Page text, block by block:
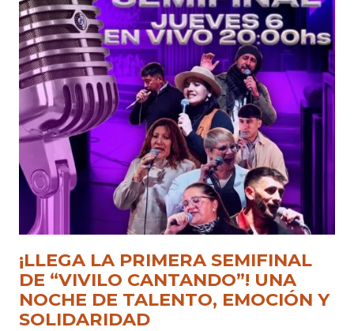
¡LLEGA LA PRIMERA SEMIFINAL
DE “VIVILO CANTANDO”! UNA
NOCHE DE TALENTO, EMOCIÓN Y
SOLIDARIDAD